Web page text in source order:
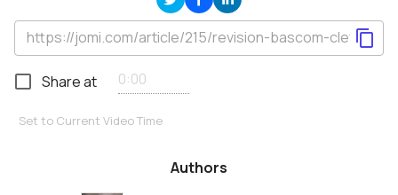
Share at
Set to Current Video Time
Authors